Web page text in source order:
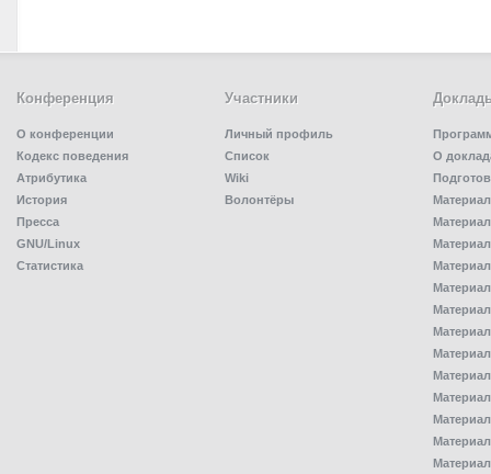
Конференция
О конференции
Кодекс поведения
Атрибутика
История
Пресса
GNU/Linux
Статистика
Участники
Личный профиль
Список
Wiki
Волонтёры
О